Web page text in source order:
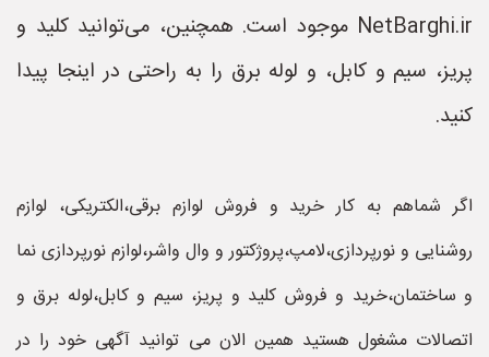
NetBarghi.ir موجود است. همچنین، می‌توانید کلید و
پریز، سیم و کابل، و لوله برق را به راحتی در اینجا پیدا
کنید.
اگر شماهم به کار خرید و فروش لوازم برقی،الکتریکی، لوازم
روشنایی و نورپردازی،لامپ،پروژکتور و وال واشر،لوازم نورپردازی نما
و ساختمان،خرید و فروش کلید و پریز، سیم و کابل،لوله برق و
اتصالات مشغول هستید همین الان می توانید آگهی خود را در